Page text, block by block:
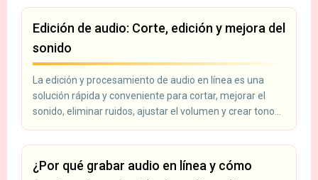
Edición de audio: Corte, edición y mejora del
sonido
La edición y procesamiento de audio en línea es una
solución rápida y conveniente para cortar, mejorar el
sonido, eliminar ruidos, ajustar el volumen y crear tonos
modificar un archivo de audio sin instalar programas:
todo funciona directamente en el navegador. Ideal para
podcasters, editores de video, bloggers y todos aquellos
¿Por qué grabar audio en línea y cómo